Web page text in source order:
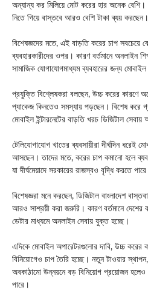
অন্যান্য কর মিলিয়ে মোট করের হার অনেক
নিতে গিয়ে বাস্তবে আরও বেশি টাকা ব্যয় করছেন।
বিশেষজ্ঞদের মতে, এই বাড়তি করের চাপ সবচেয়ে
ব্যবহারকারীদের ওপর। কারণ বর্তমানে অনলাইন
সামাজিক যোগাযোগমাধ্যম ব্যবহারের জন্য মোবাইল
প্রযুক্তি বিশ্লেষকরা বলছেন, উচ্চ করের কারণে
প্যাকেজ কিনতেও সমস্যায় পড়ছেন। বিশেষ করে
মোবাইল ইন্টারনেটের বাড়তি খরচ ডিজিটাল সেবায়
টেলিযোগাযোগ খাতের ব্যবসায়ীরা দীর্ঘদিন ধরেই
আসছেন। তাদের মতে, করের চাপ কমানো হলে
যা দীর্ঘমেয়াদে সরকারের রাজস্বও বৃদ্ধি করতে
বিশেষজ্ঞরা মনে করছেন, ডিজিটাল বাংলাদেশ
আরও সাশ্রয়ী করা জরুরি। কারণ বর্তমানে দেশের
ডেটার মাধ্যমে অনলাইন সেবায় যুক্ত হচ্ছে।
এদিকে মোবাইল অপারেটরগুলোর দাবি, উচ্চ করের
বিনিয়োগেও চাপ তৈরি হচ্ছে। নতুন টাওয়ার
অবকাঠামো উন্নয়নে বড় বিনিয়োগ প্রয়োজন হলেও
পারে।